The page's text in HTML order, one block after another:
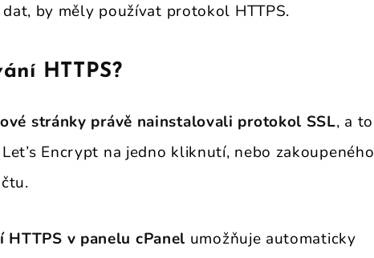
by měly používat protokol HTTPS.
HTTPS?
stránky právě nainstalovali protokol SSL, a to
Encrypt na jedno kliknutí, nebo zakoupeného
HTTPS v panelu cPanel umožňuje automaticky